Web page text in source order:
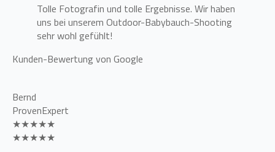
Tolle Fotografin und tolle Ergebnisse. Wir haben
uns bei unserem Outdoor-Babybauch-Shooting
sehr wohl gefühlt!
Kunden-Bewertung von Google
Bernd
ProvenExpert
★★★★★
★★★★★